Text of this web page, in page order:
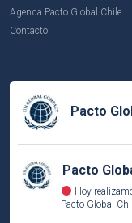
Agenda Pacto Global Chile
Contacto
Pacto
Pacto
Hoy
Pacto Global